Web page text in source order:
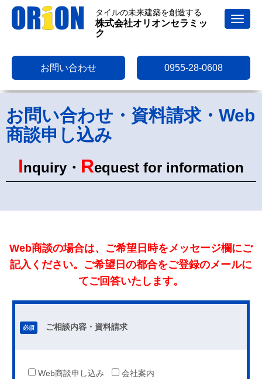
タイルの未来建築を創造する
株式会社オリオンセラミッ
ク
N
a
g
o
お問い合わせ 0955-28-0608
お問い合わせ・資料請求・Web
商談申し込み
Inquiry・ Request for information
Web商談の場合は、ご希望日時をメッセージ欄にご
記入ください。ご希望日の都合をご登録のメールに
てご回答いたします。
必須 ご相談内容・資料請求
Web商談申し込み
会社案内